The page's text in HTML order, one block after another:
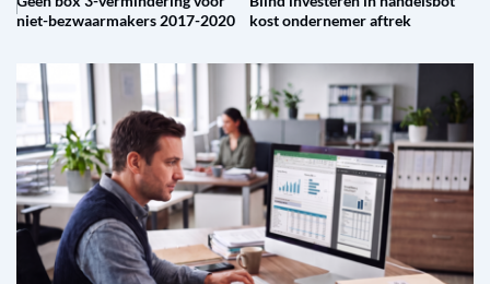
niet-bezwaarmakers 2017-2020
kost ondernemer aftrek